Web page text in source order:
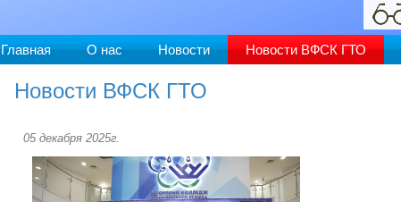
Главная О нас Новости Новости ВФСК ГТО
Новости ВФСК ГТО
05 декабря 2025г.